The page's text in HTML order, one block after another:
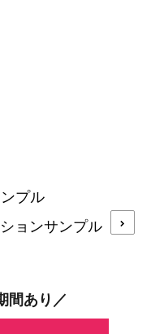
プル
ョンサンプル
間あり／